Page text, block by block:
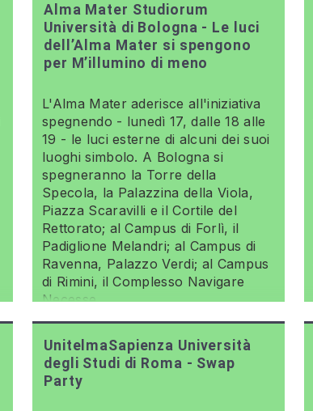
Alma Mater Studiorum
Università di Bologna - Le luci
dell’Alma Mater si spengono
per M’illumino di meno
L'Alma Mater aderisce all'iniziativa
spegnendo - lunedì 17, dalle 18 alle
19 - le luci esterne di alcuni dei suoi
luoghi simbolo. A Bologna si
spegneranno la Torre della
Specola, la Palazzina della Viola,
Piazza Scaravilli e il Cortile del
Rettorato; al Campus di Forlì, il
Padiglione Melandri; al Campus di
Ravenna, Palazzo Verdi; al Campus
di Rimini, il Complesso Navigare
Necesse.
UnitelmaSapienza Università
degli Studi di Roma - Swap
Party